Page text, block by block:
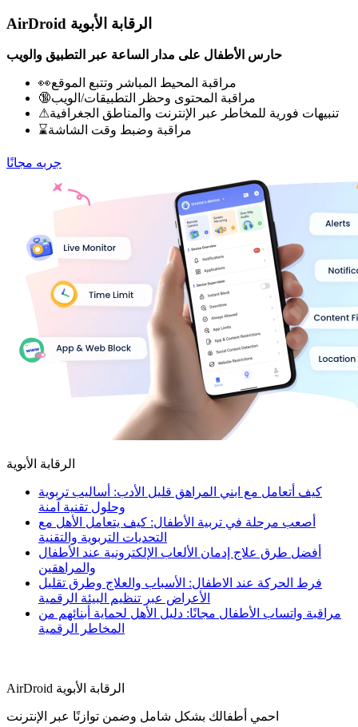
AirDroid الرقابة الأبوية
حارس الأطفال على مدار الساعة عبر التطبيق والويب
👀مراقبة المحيط المباشر وتتبع الموقع
🔞مراقبة المحتوى وحظر التطبيقات/الويب
⚠تنبيهات فورية للمخاطر عبر الإنترنت والمناطق الجغرافية
⌛مراقبة وضبط وقت الشاشة
جربه مجانًا
الرقابة الأبوية
كيف أتعامل مع ابني المراهق قليل الأدب: أساليب تربوية
وحلول تقنية آمنة
أصعب مرحلة في تربية الأطفال: كيف يتعامل الأهل مع
التحديات التربوية والتقنية
أفضل طرق علاج إدمان الألعاب الإلكترونية عند الأطفال
والمراهقين
فرط الحركة عند الاطفال: الأسباب والعلاج وطرق تقليل
الأعراض عبر تنظيم البيئة الرقمية
مراقبة واتساب الأطفال مجانًا: دليل الأهل لحماية أبنائهم من
المخاطر الرقمية
AirDroid الرقابة الأبوية
احمي أطفالك بشكل شامل وضمن توازنًا عبر الإنترنت